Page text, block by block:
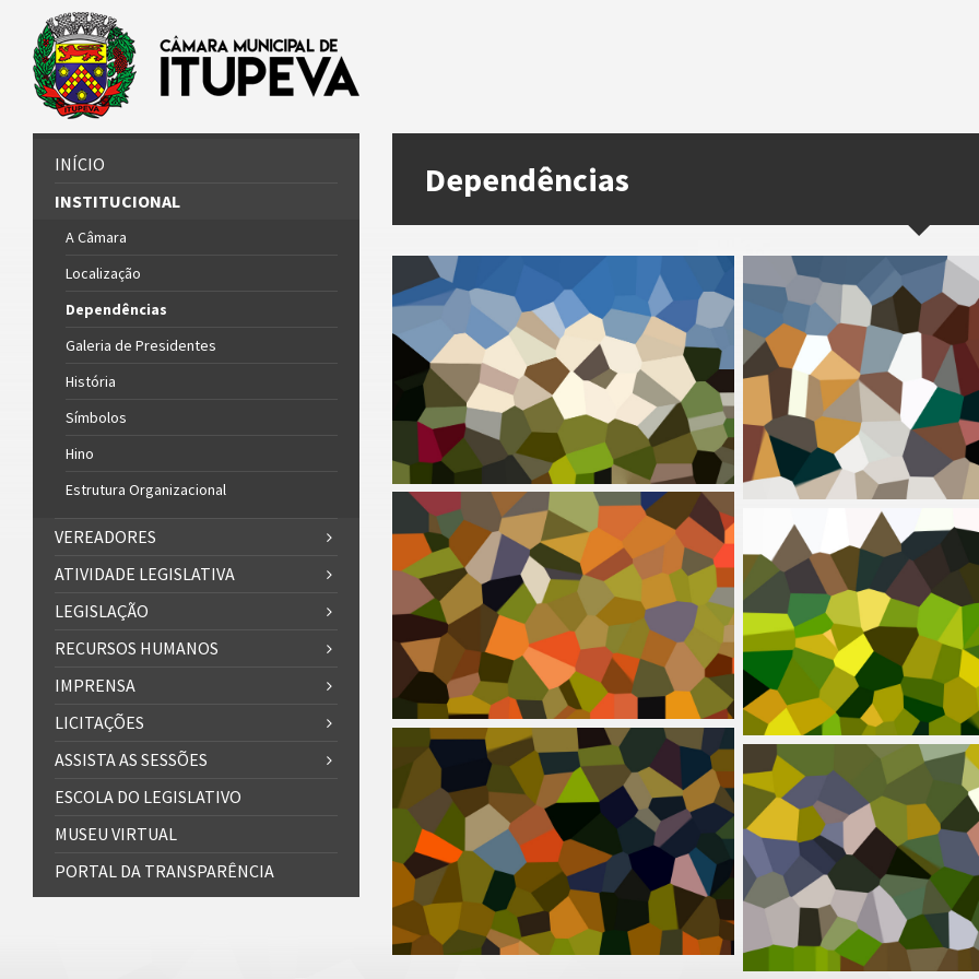
Dependências
INÍCIO
INSTITUCIONAL
A Câmara
Localização
Dependências
Galeria de Presidentes
História
Símbolos
Hino
Estrutura Organizacional
VEREADORES
ATIVIDADE LEGISLATIVA
LEGISLAÇÃO
RECURSOS HUMANOS
IMPRENSA
LICITAÇÕES
ASSISTA AS SESSÕES
ESCOLA DO LEGISLATIVO
MUSEU VIRTUAL
PORTAL DA TRANSPARÊNCIA